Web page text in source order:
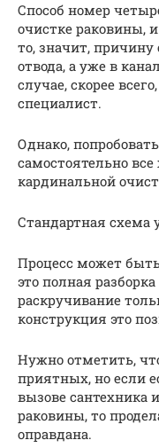
Способ номер
очистке раковины,
то, значит, причину
отвода, а уже в
случае, скорее
специалист.
Однако,
самостоятельно
кардинальной
Стандартная схема
Процесс может
это полная
раскручивание
конструкция это
Нужно отметить,
приятных, но если
вызове сантехника
раковины, то
оправдана.